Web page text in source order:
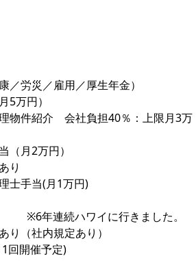
労災／雇用／厚生年金）
5万円）
物件紹介 会社負担40％：上限月3万
月2万円）
り
士手当(月1万円)
※6年連続ハワイに行きました。
（社内規定あり）
回開催予定)